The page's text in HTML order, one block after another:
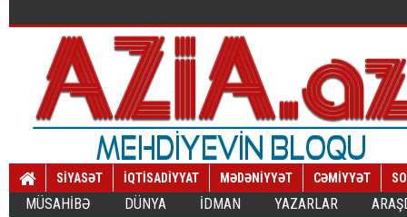
SİYASƏT İQTİSADİYYAT MƏDƏNİYYƏT CƏMİYYƏT
MÜSAHİBƏ DÜNYA İDMAN YAZARLAR